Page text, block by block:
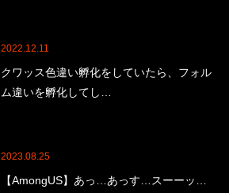
2022.12.11
クワッス色違い孵化をしていたら、フォル
ム違いを孵化してし…
2023.08.25
【AmongUS】あっ…あっす…スーーッ…